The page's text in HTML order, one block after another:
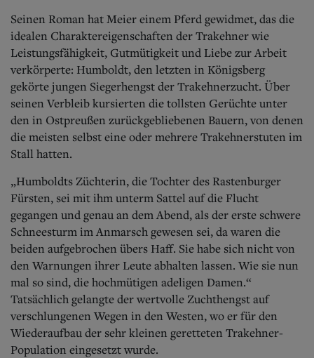
Seinen Roman hat Meier einem Pferd gewidmet, das die
idealen Charaktereigenschaften der Trakehner wie
Leistungsfähigkeit, Gutmütigkeit und Liebe zur Arbeit
verkörperte: Humboldt, den letzten in Königsberg
gekörte jungen Siegerhengst der Trakehnerzucht. Über
seinen Verbleib kursierten die tollsten Gerüchte unter
den in Ostpreußen zurückgebliebenen Bauern, von denen
die meisten selbst eine oder mehrere Trakehnerstuten im
Stall hatten.
„Humboldts Züchterin, die Tochter des Rastenburger
Fürsten, sei mit ihm unterm Sattel auf die Flucht
gegangen und genau an dem Abend, als der erste schwere
Schneesturm im Anmarsch gewesen sei, da waren die
beiden aufgebrochen übers Haff. Sie habe sich nicht von
den Warnungen ihrer Leute abhalten lassen. Wie sie nun
mal so sind, die hochmütigen adeligen Damen.“
Tatsächlich gelangte der wertvolle Zuchthengst auf
verschlungenen Wegen in den Westen, wo er für den
Wiederaufbau der sehr kleinen geretteten Trakehner-
Population eingesetzt wurde.